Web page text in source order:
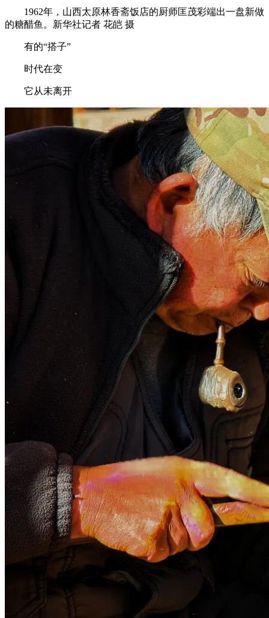
1962年，山西太原林香斋饭店的厨师匡茂彩端出一盘新做
的糖醋鱼。新华社记者 花皑 摄
有的“搭子”
时代在变
它从未离开